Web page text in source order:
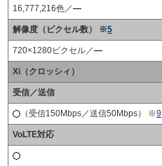
16,777,216色／
解像度（ピクセル数） ※5
720×1280ピクセル／
Xi（クロッシィ）
受信／送信
（受信150Mbps／送信50Mbps） ※9
VoLTE対応